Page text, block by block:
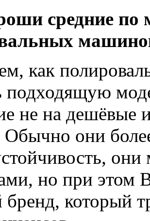
средние по
как
подходящую
не на дешёвые
Обычно они
но при этом
бренд, который